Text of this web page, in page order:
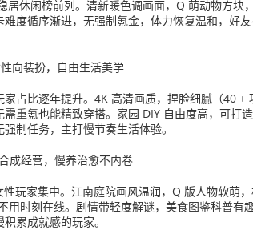
居休闲榜前列。清新暖色调画面，Q 萌动物方块
度循序渐进，无强制氪金，体力恢复温和，好
向装扮，自由生活美学
占比逐年提升。4K 高清画质，捏脸细腻（40 +
重氪也能精致穿搭。家园 DIY 自由度高，可打
制任务，主打慢节奏生活体验。
经营，慢养治愈不内卷
玩家集中。江南庭院画风温润，Q 版人物软萌
用时刻在线。剧情带轻度解谜，美食图鉴科普有
累成就感的玩家。